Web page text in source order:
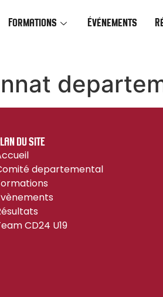
Formations Événements
DU SITE
departemental
CD24 U19